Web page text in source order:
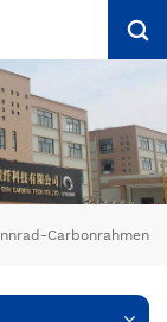
Carbonrahmen